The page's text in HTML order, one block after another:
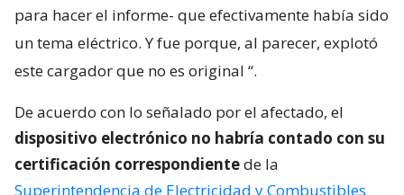
para hacer el informe- que efectivamente había sido
un tema eléctrico. Y fue porque, al parecer, explotó
este cargador que no es original “.
De acuerdo con lo señalado por el afectado, el
dispositivo electrónico no habría contado con su
certificación correspondientede la
Superintendencia de Electricidad y Combustibles